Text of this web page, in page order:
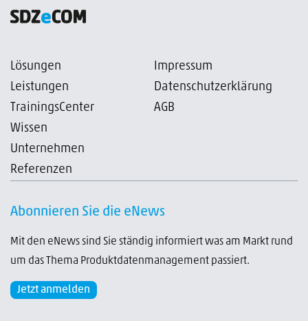
Lösungen
Leistungen
TrainingsCenter
Wissen
Unternehmen
Referenzen
Impressum
Datenschutzerklärung
AGB
Abonnieren Sie die eNews
Mit den eNews sind Sie ständig informiert was am Markt rund
um das Thema Produktdatenmanagement passiert.
Jetzt anmelden